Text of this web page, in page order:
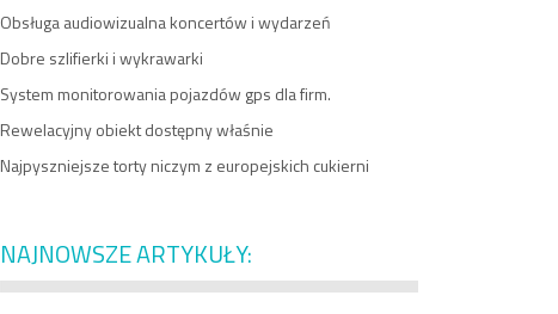
Obsługa audiowizualna koncertów i wydarzeń
Dobre szlifierki i wykrawarki
System monitorowania pojazdów gps dla firm.
Rewelacyjny obiekt dostępny właśnie
Najpyszniejsze torty niczym z europejskich cukierni
NAJNOWSZE ARTYKUŁY: